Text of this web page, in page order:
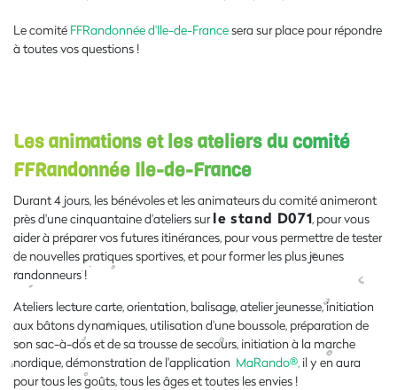
Le comité FFRandonnée d'Ile-de-Francesera sur place pour répondre
à toutes vos questions !
Les animations et les ateliers du comité
FFRandonnée Ile-de-France
Durant 4 jours, les bénévoles et les animateurs du comité animeront
près d'une cinquantaine d'ateliers surle stand D071, pour vous
aider à préparer vos futures itinérances, pour vous permettre de tester
de nouvelles pratiques sportives, et pour former les plus jeunes
randonneurs !
Ateliers lecture carte, orientation, balisage, atelier jeunesse, initiation
aux bâtons dynamiques, utilisation d'une boussole, préparation de
son sac-à-dos et de sa trousse de secours, initiation à la marche
nordique, démonstration de l'application MaRando®, il y en aura
pour tous les goûts, tous les âges et toutes les envies !